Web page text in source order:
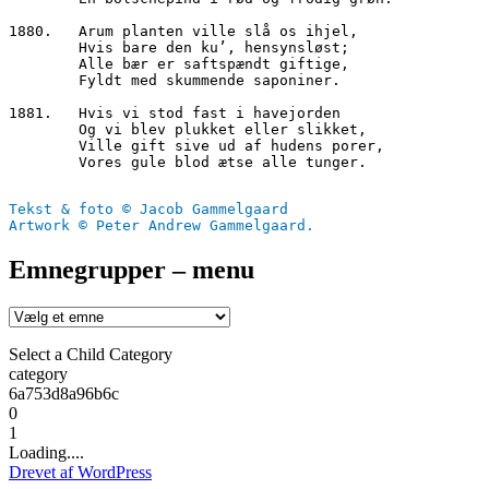
1880.	Arum planten ville slå os ihjel,
        Hvis bare den ku’, hensynsløst;
        Alle bær er saftspændt giftige,
        Fyldt med skummende saponiner.
1881.	Hvis vi stod fast i havejorden
        Og vi blev plukket eller slikket,
        Ville gift sive ud af hudens porer,
        Vores gule blod ætse alle tunger.
Tekst & foto © Jacob Gammelgaard
Artwork © Peter Andrew Gammelgaard.
Emnegrupper – menu
Select a Child Category
category
6a753d8a96b6c
0
1
Loading....
Drevet af WordPress